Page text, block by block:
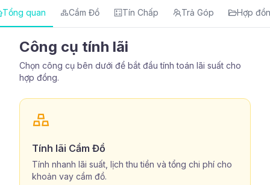
Tổng quan Cầm Đồ Tín Chấp Trả Góp Hợp
Công cụ tính lãi
Chọn công cụ bên dưới để bắt đầu tính toán lãi suất cho
hợp đồng.
Tính lãi Cầm Đồ
Tính nhanh lãi suất, lịch thu tiền và tổng chi phí cho
khoản vay cầm đồ.